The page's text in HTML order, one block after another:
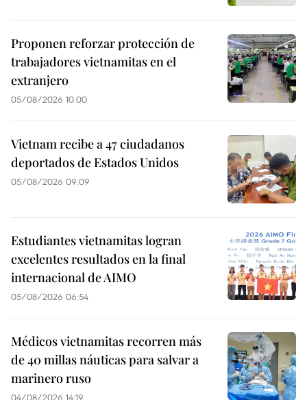
Proponen reforzar protección de
trabajadores vietnamitas en el
extranjero
05/08/2026 10:00
Vietnam recibe a 47 ciudadanos
deportados de Estados Unidos
05/08/2026 09:09
Estudiantes vietnamitas logran
excelentes resultados en la final
internacional de AIMO
05/08/2026 06:54
Médicos vietnamitas recorren más
de 40 millas náuticas para salvar a
marinero ruso